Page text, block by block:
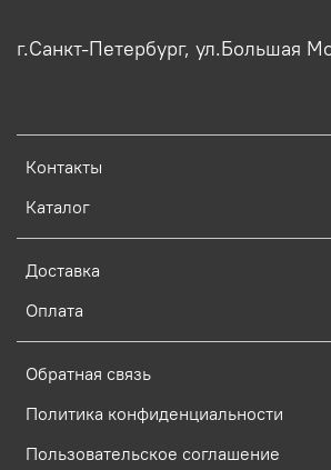
Контакты
Каталог
Доставка
Оплата
Обратная связь
Политика конфиденциальности
Пользовательское соглашение
г.Санкт-Петербург, ул.Большая